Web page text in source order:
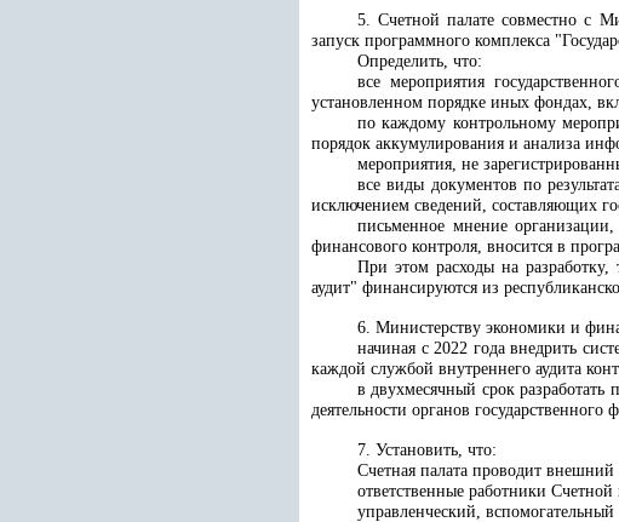
5. Счетной палате совместно с
запуск программного комплекса
Определить, что:
все мероприятия
установленном порядке иных фондах,
по каждому контрольному
порядок аккумулирования и анализа
мероприятия, не
все виды документов по
исключением сведений, составляющих
письменное мнение
финансового контроля, вносится в
При этом расходы на
аудит" финансируются из
6. Министерству экономики и
начиная с 2022 года внедрить
каждой службой внутреннего аудита
в двухмесячный срок разработать
деятельности органов государственного
7. Установить, что:
Счетная палата проводит
ответственные работники
управленческий,